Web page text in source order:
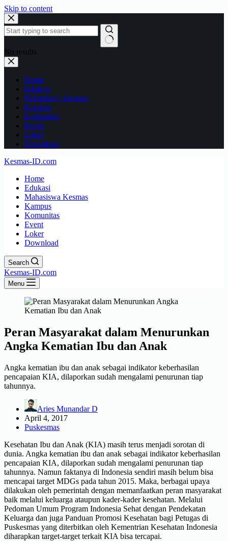
Skip to content
No results
Home
Edukasi
Mahasiswa Kesmas
Kampus
Komunitas
Event
Loker
Download
Kesmas-ID.com
Home
Edukasi
Mahasiswa Kesmas
Kampus
Komunitas
Event
Loker
Download
Search
Kesmas-ID.com
Menu
Peran Masyarakat dalam Menurunkan
Angka Kematian Ibu dan Anak
Angka kematian ibu dan anak sebagai indikator keberhasilan
pencapaian KIA, dilaporkan sudah mengalami penurunan tiap
tahunnya.
Aries Munandar D
April 4, 2017
Puskesmas
Kesehatan Ibu dan Anak (KIA) masih terus menjadi sorotan di
dunia. Angka kematian ibu dan anak sebagai indikator keberhasilan
pencapaian KIA, dilaporkan sudah mengalami penurunan tiap
tahunnya. Namun faktanya di Indonesia sendiri masih belum bisa
mencapai target MDGs pada tahun 2015. Maka, berbagai upaya
dilakukan oleh pemerintah dengan memanfaatkan peran masyarakat
baik melalui keluarga ataupun kader-kader kesehatan. Melalui
Pedoman Umum Program Indonesia Sehat dengan Pendekatan
Keluarga dan juga Panduan Promosi Kesehatan bagi Petugas di
Puskesmas yang diterbitkan oleh Kementrian Kesehatan Indonesia
diharapkan target-target terkait KIA bisa tercapai.